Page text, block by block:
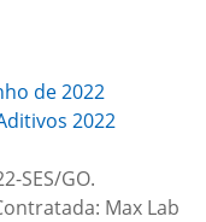
de 2022
2022
SES/GO.
Max Lab